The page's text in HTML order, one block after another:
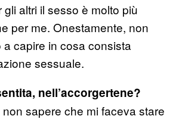
altri il sesso è molto più
per me. Onestamente, non
a capire in cosa consista
sessuale.
nell’accorgertene?
non sapere che mi faceva stare